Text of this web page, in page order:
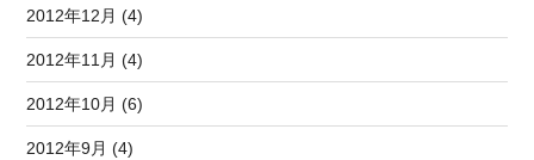
2012年12月 (4)
2012年11月 (4)
2012年10月 (6)
2012年9月 (4)